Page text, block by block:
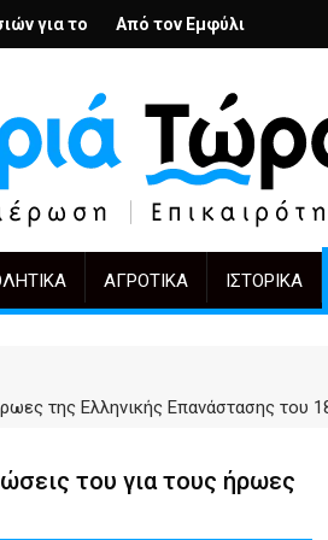
στη λήθη
Ολικής Φροντίδας στην Καστοριά
Εμφύλιο στην Πόλωση: το ίδιο έργο,
KIFF 51: Η εικόνα
ΑΓΡΟΤΙΚΆ ΙΣΤΟΡΙΚΆ
της Ελληνικής Επανάστασης του
του για τους ήρωες